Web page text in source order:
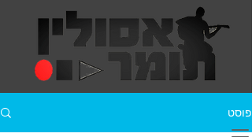
פוסט